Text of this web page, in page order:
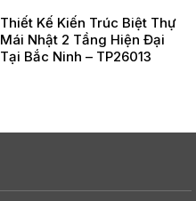
Thiết Kế Kiến Trúc Biệt Thự
Mái Nhật 2 Tầng Hiện Đại
Tại Bắc Ninh – TP26013